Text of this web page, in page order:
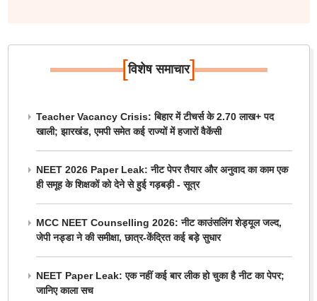
[विशेष समाचार]
Teacher Vacancy Crisis: बिहार में टीचर्स के 2.70 लाख+ पद
खाली; झारखंड, एमपी समेत कई राज्यों में हजारों वैकेंसी
NEET 2026 Paper Leak: नीट पेपर तैयार और अनुवाद का काम एक
ही समूह के शिक्षकों को देने से हुई गड़बड़ी - सूत्र
MCC NEET Counselling 2026: नीट काउंसलिंग शेड्यूल जल्द,
जेपी नड्डा ने की समीक्षा, छात्र-केंद्रित कई बड़े सुधार
NEET Paper Leak: एक नहीं कई बार लीक हो चुका है नीट का पेपर;
जानिए काला सच